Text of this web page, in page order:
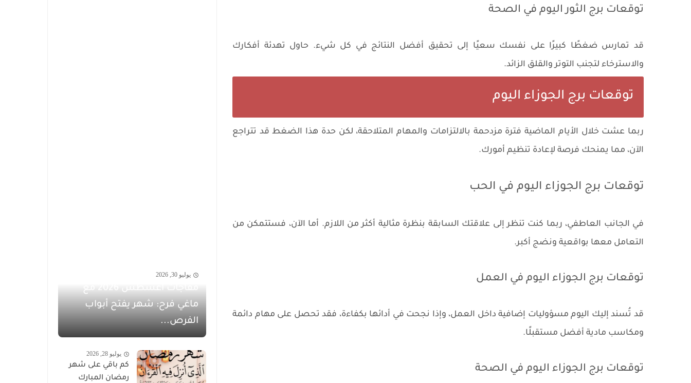
توقعات برج الثور اليوم في الصحة
قد تمارس ضغطًا كبيرًا على نفسك سعيًا إلى تحقيق أفضل النتائج في كل شيء. حاول تهدئة أفكارك
والاسترخاء لتجنب التوتر والقلق الزائد.
توقعات برج الجوزاء اليوم
ربما عشت خلال الأيام الماضية فترة مزدحمة بالالتزامات والمهام المتلاحقة، لكن حدة هذا الضغط قد تتراجع
الآن، مما يمنحك فرصة لإعادة تنظيم أمورك.
توقعات برج الجوزاء اليوم في الحب
في الجانب العاطفي، ربما كنت تنظر إلى علاقتك السابقة بنظرة مثالية أكثر من اللازم. أما الآن، فستتمكن من
التعامل معها بواقعية ونضج أكبر.
توقعات برج الجوزاء اليوم في العمل
قد تُسند إليك اليوم مسؤوليات إضافية داخل العمل، وإذا نجحت في أدائها بكفاءة، فقد تحصل على مهام دائمة
ومكاسب مادية أفضل مستقبلًا.
توقعات برج الجوزاء اليوم في الصحة
يوليو 30, 2026
مفاجآت أغسطس 2026 مع
ماغي فرح: شهر يفتح أبواب
الفرص...
يوليو 28, 2026
كم باقي على شهر
رمضان المبارك